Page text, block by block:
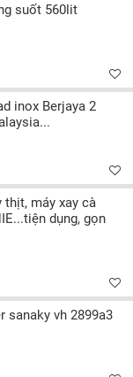
suốt 560lit
inox Berjaya 2
thịt, máy xay cà
dụng, gọn
sanaky vh 2899a3